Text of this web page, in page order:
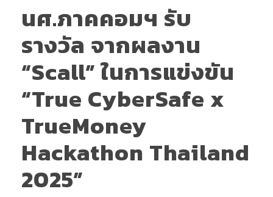
นศ.ภาคคอมฯ รับ
รางวัล จากผลงาน
“Scall” ในการแข่งขัน
“True CyberSafe x
TrueMoney
Hackathon Thailand
2025”